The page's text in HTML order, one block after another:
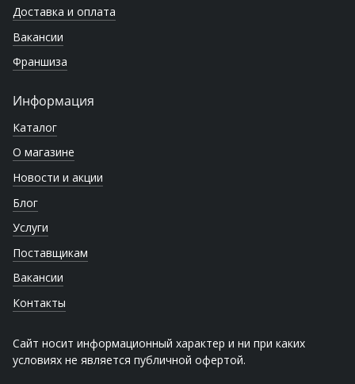
Доставка и оплата
Вакансии
Франшиза
Информация
Каталог
О магазине
Новости и акции
Блог
Услуги
Поставщикам
Вакансии
Контакты
Сайт носит информационный характер и ни при каких
условиях не является публичной офертой.